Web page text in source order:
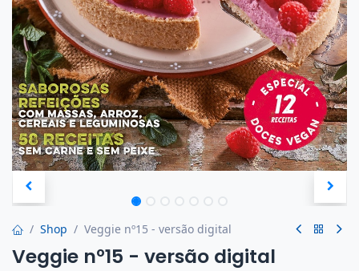
Shop Veggie nº15 - versão digital
Veggie nº15 - versão digital